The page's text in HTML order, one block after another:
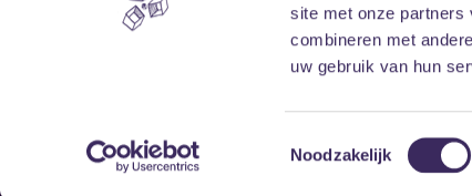
site met onze partners
combineren met
uw gebruik van hun
Toestemmingsselectie
Noodzakelijk
Vrijwilligers
Toegankelijkheid
Privacy & cookies